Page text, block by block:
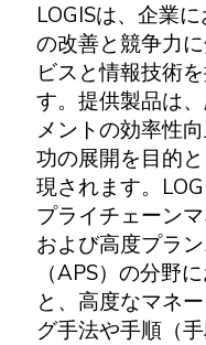
LOGISは、企業
の改善と競争力
ビスと情報技術
す。提供製品は
メントの効率性
功の展開を目的
現されます。
プライチェーン
および高度プラ
（APS）の分野
と、高度なマネ
グ手法や手順（